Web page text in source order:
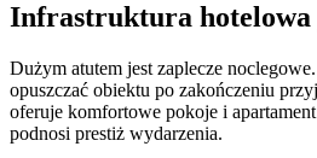
Infrastruktura hotelowa
Dużym atutem jest zaplecze
opuszczać obiektu po zakończeniu
oferuje komfortowe pokoje i
podnosi prestiż wydarzenia.